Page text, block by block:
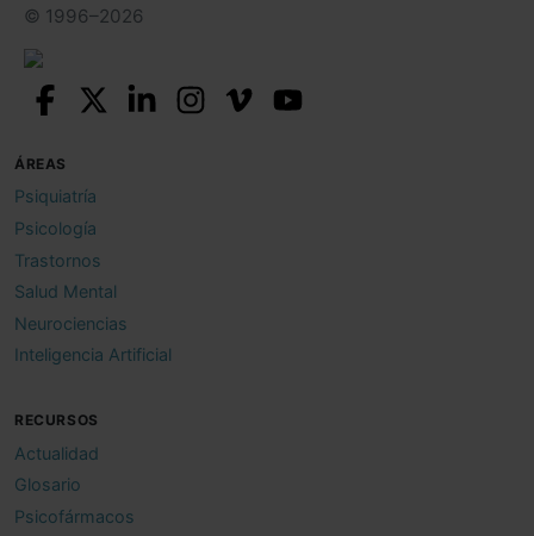
© 1996–2026
ÁREAS
Psiquiatría
Psicología
Trastornos
Salud Mental
Neurociencias
Inteligencia Artificial
RECURSOS
Actualidad
Glosario
Psicofármacos